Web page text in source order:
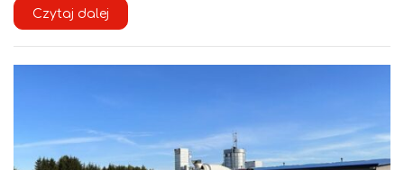
Czytaj dalej